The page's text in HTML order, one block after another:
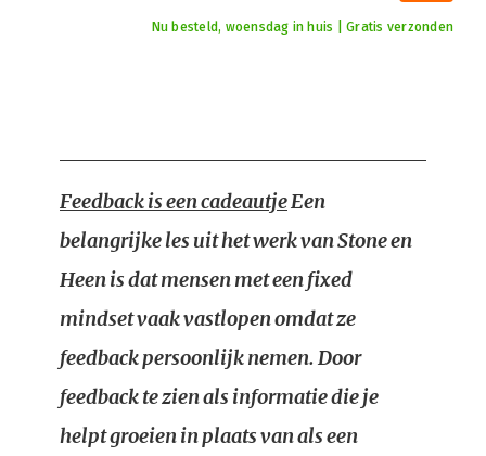
Nu besteld, woensdag in huis | Gratis verzonden
Feedback is een cadeautjeEen
belangrijke les uit het werk van Stone en
Heen is dat mensen met een fixed
mindset vaak vastlopen omdat ze
feedback persoonlijk nemen. Door
feedback te zien als informatie die je
helpt groeien in plaats van als een